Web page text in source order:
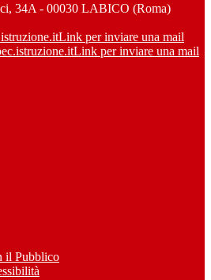
34A - 00030 LABICO (Roma)
Link per inviare una mail
Link per inviare una mail
il Pubblico